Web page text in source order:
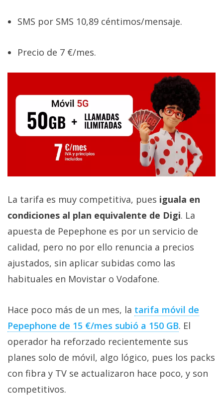
SMS por SMS 10,89 céntimos/mensaje.
Precio de 7 €/mes.
La tarifa es muy competitiva, pues iguala en
condiciones al plan equivalente de Digi. La
apuesta de Pepephone es por un servicio de
calidad, pero no por ello renuncia a precios
ajustados, sin aplicar subidas como las
habituales en Movistar o Vodafone.
Hace poco más de un mes, la tarifa móvil de
Pepephone de 15 €/mes subió a 150 GB‎. El
operador ha reforzado recientemente sus
planes solo de móvil, algo lógico, pues los packs
con fibra y TV se actualizaron hace poco, y son
competitivos.